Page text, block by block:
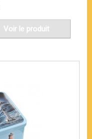
Voir le produit